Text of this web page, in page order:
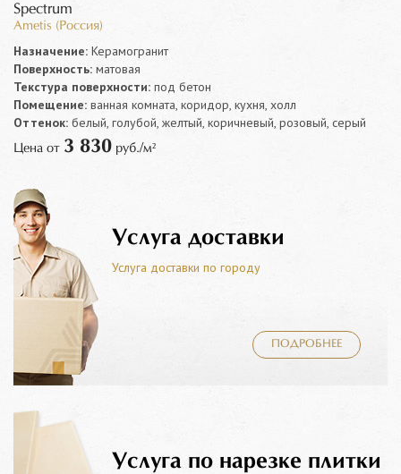
Spectrum
Ametis (Россия)
Назначение: Керамогранит
Поверхность: матовая
Текстура поверхности: под бетон
Помещение: ванная комната, коридор, кухня, холл
Оттенок: белый, голубой, желтый, коричневый, розовый, серый
Цена от 3 830 руб./м²
Услуга доставки
Услуга доставки по городу
ПОДРОБНЕЕ
Услуга по нарезке плитки